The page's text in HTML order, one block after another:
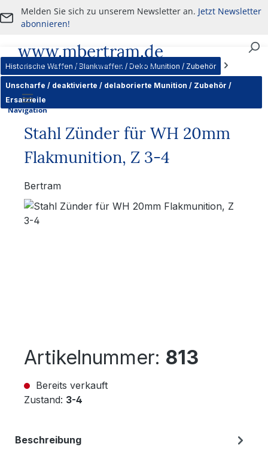
Zum Hauptinhalt springen
Melden Sie sich zu unserem Newsletter an. Jetzt Newsletter
abonnieren!
www.mbertram.de
An- und Verkauf von militärischen Antiquitäten
Navigation
Historische Waffen / Blankwaffen / Deko Munition / Zubehör
Unscharfe / deaktivierte / delaborierte Munition / Zubehör /
Ersatzteile
Stahl Zünder für WH 20mm
Flakmunition, Z 3-4
Bertram
Bildergalerie überspringen
Artikelnummer: 813
Bereits verkauft
Zustand: 3-4
Beschreibung